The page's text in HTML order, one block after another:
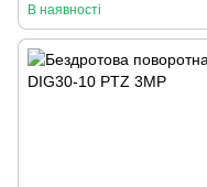
В наявності